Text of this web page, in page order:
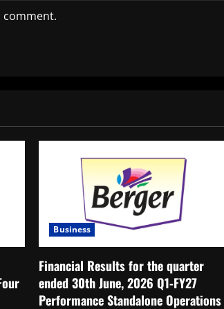
comment.
Business
Financial Results for the quarter
ended 30th June, 2026 Q1-FY27
Performance Standalone Operations